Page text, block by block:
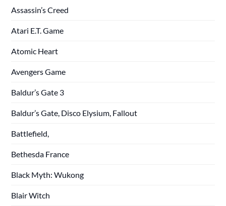
Assassin’s Creed
Atari E.T. Game
Atomic Heart
Avengers Game
Baldur’s Gate 3
Baldur’s Gate, Disco Elysium, Fallout
Battlefield,
Bethesda France
Black Myth: Wukong
Blair Witch